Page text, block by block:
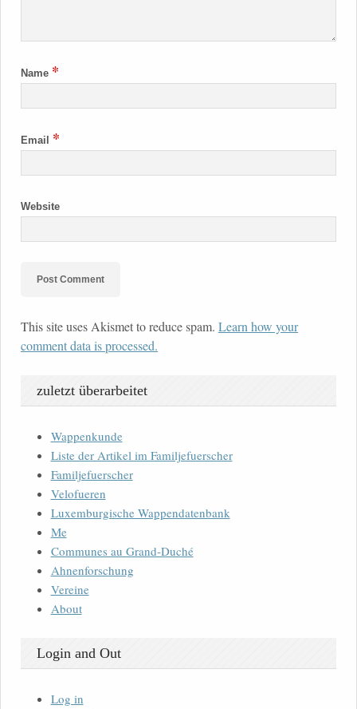
Name *
Email *
Website
This site uses Akismet to reduce spam. Learn how your
comment data is processed.
zuletzt überarbeitet
Wappenkunde
Liste der Artikel im Familjefuerscher
Familjefuerscher
Velofueren
Luxemburgische Wappendatenbank
Me
Communes au Grand-Duché
Ahnenforschung
Vereine
About
Login and Out
Log in